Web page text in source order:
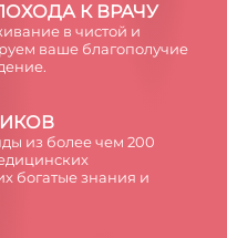
К ВРАЧУ
в чистой и
ваше благополучие
из более чем 200
богатые знания и